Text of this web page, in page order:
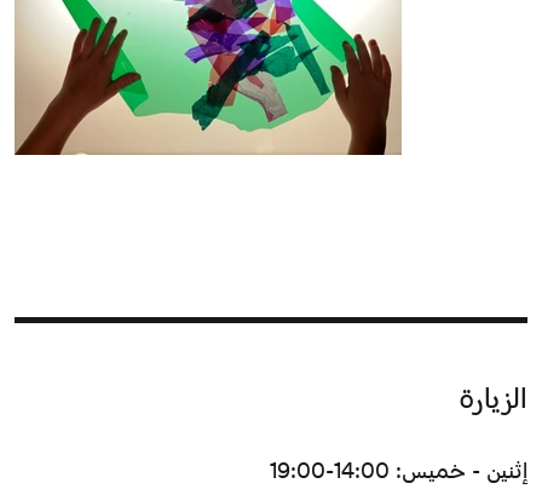
الزيارة
إثنين - خميس: 14:00-19:00